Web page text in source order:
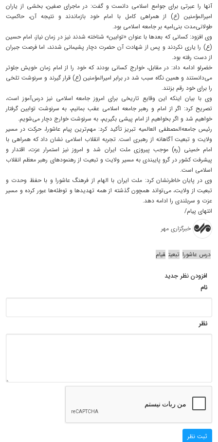
آنها را عبرتی برای جوامع اسلامی دانست و گفت: در ماجرای صفین، بخشی از یاران
امیرالمؤمنین (ع) از همراهی کامل با امام خود بازماندند و نتیجه آن، حاکمیت
طولانی‌مدت بنی‌امیه بر جامعه اسلامی بود.
وی افزود: کسانی که بعدها با عنوان «توابین» شناخته شدند نیز در زمان نیاز، امام حسین
(ع) را یاری نکردند و پس از شهادت آن حضرت دچار پشیمانی شدند، اما فرصت جبران
از دست رفته بود.
خضرلو ادامه داد: در مقابل، خوارج کسانی بودند که خود را از امام زمان خویش جلوتر
می‌دانستند و همین نگاه سبب شد در برابر امیرالمؤمنین (ع) قرار گیرند و سرنوشت تلخی
را برای خود رقم بزنند.
وی با بیان اینکه این وقایع تاریخی برای امروز جامعه اسلامی نیز درس‌آموز است،
تصریح کرد: اگر از امام و رهبر جامعه اسلامی عقب بمانیم، به سرنوشت توابین گرفتار
خواهیم شد و اگر بخواهیم از امام پیشی بگیریم، به سرنوشت خوارج دچار می‌شویم.
رئیس جامعه‌المصطفی العالمیه تبریز تأکید کرد: مهم‌ترین پیام عاشورا، حرکت در مسیر
ولایت و تبعیت آگاهانه از رهبری است. تجربه انقلاب اسلامی نشان داد که همراهی با
امام خمینی (ره) موجب پیروزی ملت ایران شد و امروز نیز استمرار عزت، اقتدار و
پیشرفت کشور در گرو پایبندی به مسیر ولایت و تبعیت از رهنمودهای رهبر معظم انقلاب
اسلامی است.
وی در پایان خاطرنشان کرد: ملت ایران با الهام از فرهنگ عاشورا و با حفظ وحدت و
تبعیت از ولایت، می‌تواند همچون گذشته از همه تهدیدها و توطئه‌ها عبور کرده و مسیر
عزت و سربلندی را ادامه دهد.
انتهای پیام/
خبرگزاری مهر
درس عاشورا تبعیت قیام
افزودن نظر جدید
نام
نظر
ثبت نظر